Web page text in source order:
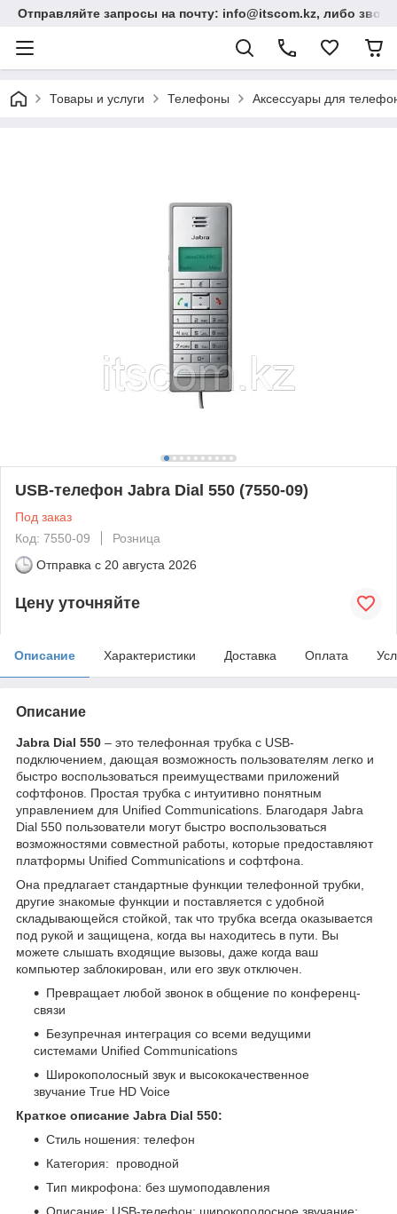
Отправляйте запросы на почту: info@itscom.kz, либо
Товары и услуги Телефоны Аксессуары для
USB-телефон Jabra Dial 550 (7550-09)
Под заказ
Код: 7550-09
Розница
Отправка с 20 августа 2026
Цену уточняйте
Описание Характеристики Доставка Оплата
Описание
Jabra Dial 550 – это телефонная трубка с USB-
подключением, дающая возможность пользователям легко и
быстро воспользоваться преимуществами приложений
софтфонов. Простая трубка с интуитивно понятным
управлением для Unified Communications. Благодаря Jabra
Dial 550 пользователи могут быстро воспользоваться
возможностями совместной работы, которые предоставляют
платформы Unified Communications и софтфона.
Она предлагает стандартные функции телефонной трубки,
другие знакомые функции и поставляется с удобной
складывающейся стойкой, так что трубка всегда оказывается
под рукой и защищена, когда вы находитесь в пути. Вы
можете слышать входящие вызовы, даже когда ваш
компьютер заблокирован, или его звук отключен.
Превращает любой звонок в общение по конференц-
связи
Безупречная интеграция со всеми ведущими
системами Unified Communications
Широкополосный звук и высококачественное
звучание True HD Voice
Краткое описание Jabra Dial 550:
Стиль ношения: телефон
Категория: проводной
Тип микрофона: без шумоподавления
Описание: USB-телефон: широкополосное звучание;